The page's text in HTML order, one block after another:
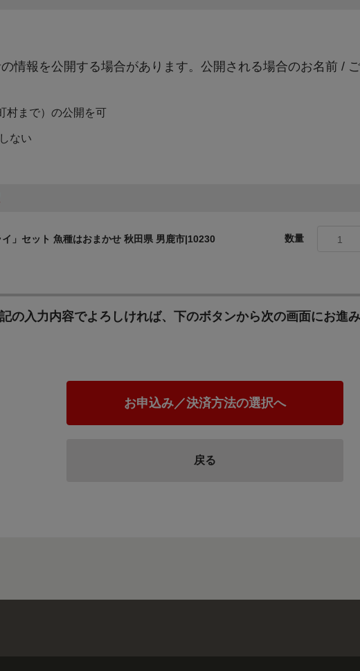
情報を公開する場合があります。公開される場合のお名前 /
村まで）の公開を可
ない
」セット 魚種はおまかせ 秋田県 男鹿市|10230 数量 1
記の入力内容でよろしければ、下のボタンから次の画面にお進み
お申込み／決済方法の選択へ
戻る